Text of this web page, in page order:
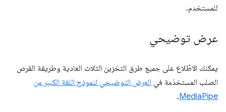
للمستخدم.
عرض توضيحي
يمكنك الاطّلاع على جميع طرق التخزين الثلاث العادية وطريقة القرص
الصلب المستخدَمة في العرض التوضيحي لنموذج اللغة الكبير من
MediaPipe
.